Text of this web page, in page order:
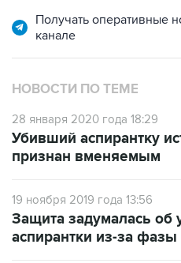
Получать оперативные
канале
НОВОСТИ ПО ТЕМЕ
28 января 2020 года 18:29
Убивший аспирантку
признан вменяемым
19 ноября 2019 года 13:56
Защита задумалась об
аспирантки из-за